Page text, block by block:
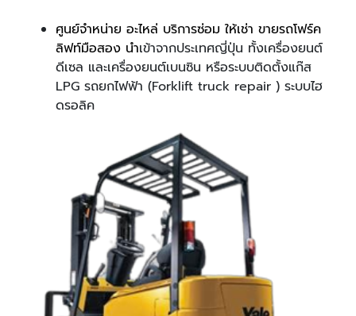
ศูนย์จำหน่าย อะไหล่ บริการซ่อม ให้เช่า ขายรถโฟร์ค
ลิฟท์มือสอง นำเข้าจากประเทศญี่ปุ่น ทั้งเครื่องยนต์
ดีเซล และเครื่องยนต์เบนซิน หรือระบบติดตั้งแก๊ส
LPG รถยกไฟฟ้า (Forklift truck repair ) ระบบไฮ
ดรอลิค